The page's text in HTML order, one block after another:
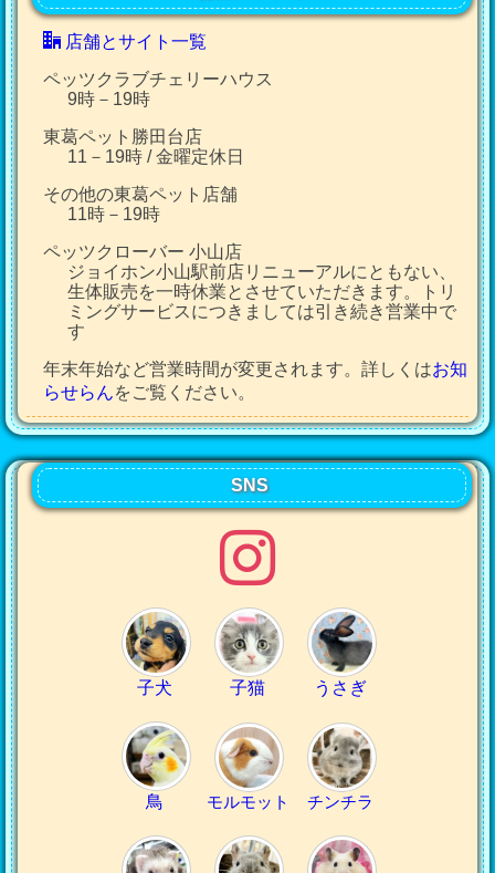
店舗とサイト一覧
ペッツクラブチェリーハウス
9時－19時
東葛ペット勝田台店
11－19時 / 金曜定休日
その他の東葛ペット店舗
11時－19時
ペッツクローバー 小山店
ジョイホン小山駅前店リニューアルにともない、
生体販売を一時休業とさせていただきます。トリ
ミングサービスにつきましては引き続き営業中で
す
年末年始など営業時間が変更されます。詳しくはお知
らせらんをご覧ください。
SNS
子犬 子猫 うさぎ
鳥 モルモット チンチラ